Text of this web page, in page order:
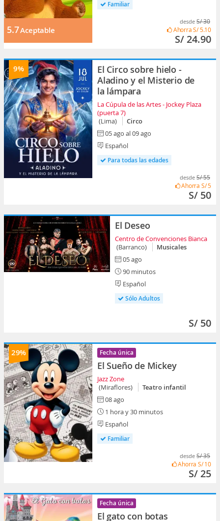
5.7Aceptable
Familiar
desde S/ 30
AhorraS/ 5.10
S/ 24.90
9%
El Circo sobre hielo -
Aladino y el Misterio de
la lámpara
La Cúpula de las Artes - Jockey Plaza
(puerta 7)
(Lima)
Circo
05 ago al 09 ago
Español
Para todas las edades
desde S/ 55
Ahorra S/ 5
S/ 50
El Deseo
Centro de Convenciones Bianca
(Barranco)
Musicales
05 ago
90 minutos
Español
Sólo Adultos
S/ 50
29% Fecha única
El Sueño de Mickey
Jazz Zone
(Miraflores)
Teatro infantil
08 ago
1 hora y 30 minutos
Español
Familiar
desde S/ 35
Ahorra S/ 10
S/ 25
Fecha única
El gato con botas